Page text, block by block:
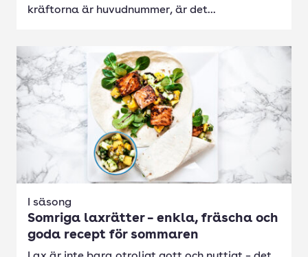
kräftorna är huvudnummer, är det...
I säsong
Somriga laxrätter – enkla, fräscha och
goda recept för sommaren